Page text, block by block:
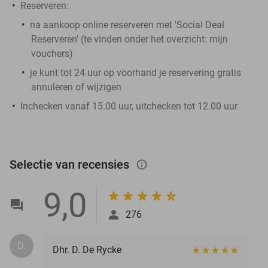
Reserveren:
na aankoop online reserveren met 'Social Deal
Reserveren' (te vinden onder het overzicht: mijn
vouchers)
je kunt tot 24 uur op voorhand je reservering gratis
annuleren of wijzigen
Inchecken vanaf 15.00 uur, uitchecken tot 12.00 uur
Selectie van recensies info_outlined
9,0 276
D. Dhr. D. De Rycke